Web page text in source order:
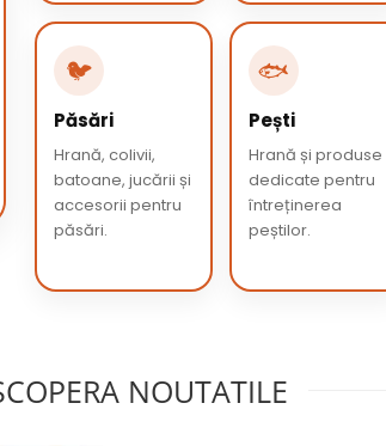
🐦
Păsări
Hrană, colivii,
batoane, jucării și
accesorii pentru
păsări.
🐟
Pești
Hrană și produse
dedicate pentru
întreținerea
peștilor.
NOUTATILE